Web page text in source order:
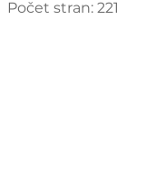
Počet stran: 221